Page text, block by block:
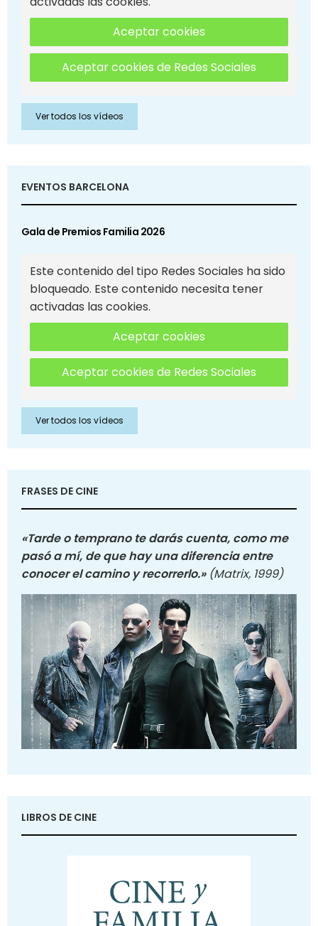
Aceptar cookies
Aceptar cookies de Redes Sociales
Ver todos los vídeos
EVENTOS BARCELONA
Gala de Premios Familia 2026
Este contenido del tipo Redes Sociales ha sido
bloqueado. Este contenido necesita tener
activadas las cookies.
Aceptar cookies
Aceptar cookies de Redes Sociales
Ver todos los vídeos
FRASES DE CINE
«Tarde o temprano te darás cuenta, como me
pasó a mí, de que hay una diferencia entre
conocer el camino y recorrerlo.» (Matrix, 1999)
LIBROS DE CINE